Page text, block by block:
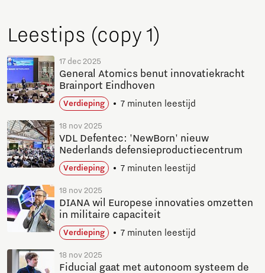
Leestips (copy 1)
17 dec 2025
General Atomics benut innovatiekracht
Brainport Eindhoven
Verdieping 7 minuten leestijd
18 nov 2025
VDL Defentec: 'NewBorn' nieuw
Nederlands defensieproductiecentrum
Verdieping 7 minuten leestijd
18 nov 2025
DIANA wil Europese innovaties omzetten
in militaire capaciteit
Verdieping 7 minuten leestijd
18 nov 2025
Fiducial gaat met autonoom systeem de